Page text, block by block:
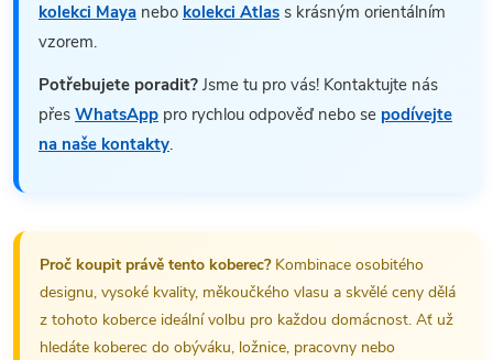
kolekci Maya nebo kolekci Atlas s krásným orientálním
vzorem.
Potřebujete poradit? Jsme tu pro vás! Kontaktujte nás
přes WhatsApp pro rychlou odpověď nebo se podívejte
na naše kontakty.
Proč koupit právě tento koberec?Kombinace osobitého
designu, vysoké kvality, měkoučkého vlasu a skvělé ceny dělá
z tohoto koberce ideální volbu pro každou domácnost. Ať už
hledáte koberec do obýváku, ložnice, pracovny nebo